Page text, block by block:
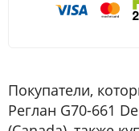
Покупатели,
Реглан G70-661